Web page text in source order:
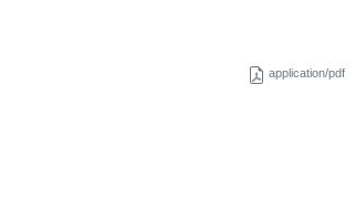
application/pdf